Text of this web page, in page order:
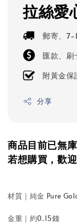
拉絲愛
郵寄、7-
匯款、刷
附黃金保
分享
商品目前已無庫
若想購買，歡
材質｜純金 Pure
金重｜ 約0.15錢